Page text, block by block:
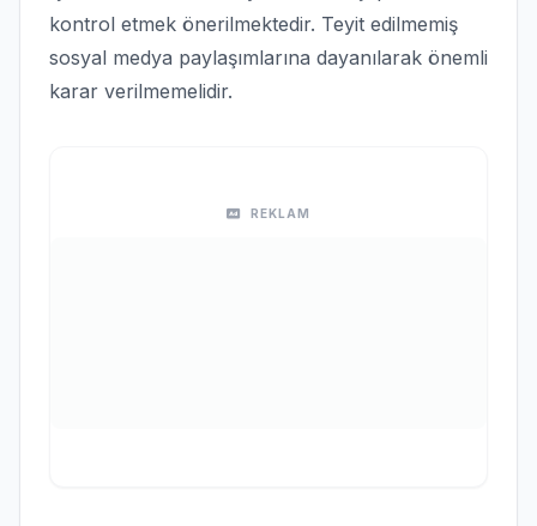
kontrol etmek önerilmektedir. Teyit edilmemiş
sosyal medya paylaşımlarına dayanılarak önemli
karar verilmemelidir.
REKLAM